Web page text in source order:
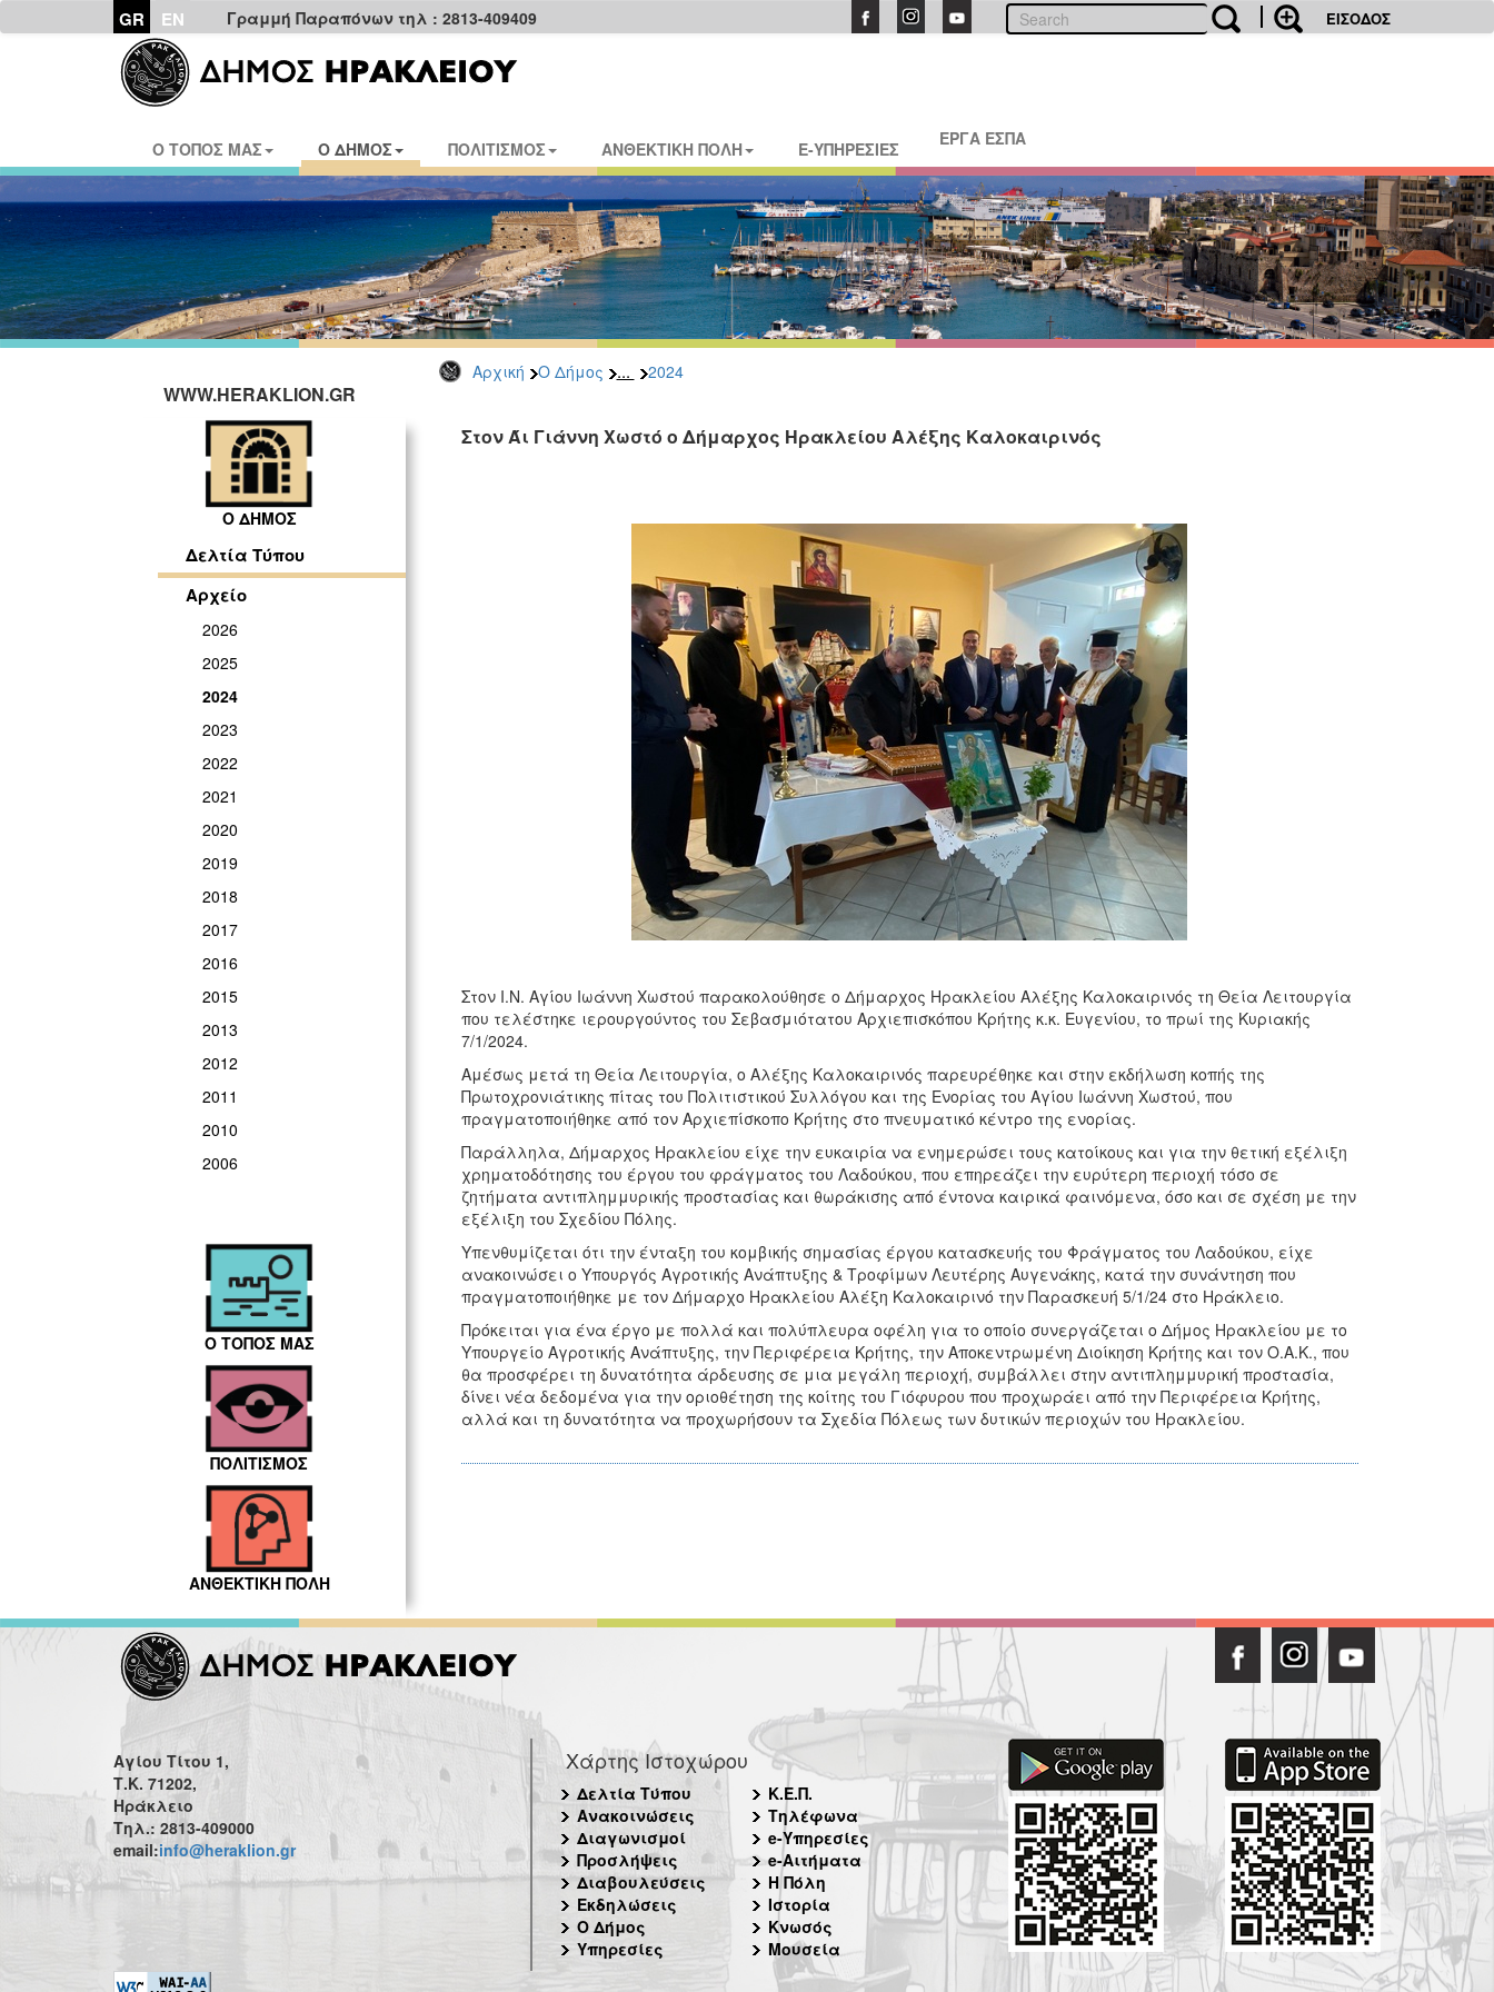
GR EN Γραμμή Παραπόνων τηλ : 2813-409409 ΕΙΣΟΔΟΣ
Ο ΤΟΠΟΣ ΜΑΣ Ο ΔΗΜΟΣ ΠΟΛΙΤΙΣΜΟΣ ΑΝΘΕΚΤΙΚΗ ΠΟΛΗ E-ΥΠΗΡΕΣΙΕΣ ΕΡΓΑ ΕΣΠΑ
Αρχική Ο Δήμος ... 2024
WWW.HERAKLION.GR
Ο ΔΗΜΟΣ
Δελτία Τύπου
Αρχείο
2026
2025
2024
2023
2022
2021
2020
2019
2018
2017
2016
2015
2013
2012
2011
2010
2006
Ο ΤΟΠΟΣ ΜΑΣ
ΠΟΛΙΤΙΣΜΟΣ
ΑΝΘΕΚΤΙΚΗ ΠΟΛΗ
Στον Άι Γιάννη Χωστό ο Δήμαρχος Ηρακλείου Αλέξης Καλοκαιρινός
Στον Ι.Ν. Αγίου Ιωάννη Χωστού παρακολούθησε ο Δήμαρχος Ηρακλείου Αλέξης Καλοκαιρινός τη Θεία Λειτουργία
που τελέστηκε ιερουργούντος του Σεβασμιότατου Αρχιεπισκόπου Κρήτης κ.κ. Ευγενίου, το πρωί της Κυριακής
7/1/2024.
Αμέσως μετά τη Θεία Λειτουργία, ο Αλέξης Καλοκαιρινός παρευρέθηκε και στην εκδήλωση κοπής της
Πρωτοχρονιάτικης πίτας του Πολιτιστικού Συλλόγου και της Ενορίας του Αγίου Ιωάννη Χωστού, που
πραγματοποιήθηκε από τον Αρχιεπίσκοπο Κρήτης στο πνευματικό κέντρο της ενορίας.
Παράλληλα, Δήμαρχος Ηρακλείου είχε την ευκαιρία να ενημερώσει τους κατοίκους και για την θετική εξέλιξη
χρηματοδότησης του έργου του φράγματος του Λαδούκου, που επηρεάζει την ευρύτερη περιοχή τόσο σε
ζητήματα αντιπλημμυρικής προστασίας και θωράκισης από έντονα καιρικά φαινόμενα, όσο και σε σχέση με την
εξέλιξη του Σχεδίου Πόλης.
Υπενθυμίζεται ότι την ένταξη του κομβικής σημασίας έργου κατασκευής του Φράγματος του Λαδούκου, είχε
ανακοινώσει ο Υπουργός Αγροτικής Ανάπτυξης & Τροφίμων Λευτέρης Αυγενάκης, κατά την συνάντηση που
πραγματοποιήθηκε με τον Δήμαρχο Ηρακλείου Αλέξη Καλοκαιρινό την Παρασκευή 5/1/24 στο Ηράκλειο.
Πρόκειται για ένα έργο με πολλά και πολύπλευρα οφέλη για το οποίο συνεργάζεται ο Δήμος Ηρακλείου με το
Υπουργείο Αγροτικής Ανάπτυξης, την Περιφέρεια Κρήτης, την Αποκεντρωμένη Διοίκηση Κρήτης και τον Ο.Α.Κ., που
θα προσφέρει τη δυνατότητα άρδευσης σε μια μεγάλη περιοχή, συμβάλλει στην αντιπλημμυρική προστασία,
δίνει νέα δεδομένα για την οριοθέτηση της κοίτης του Γιόφυρου που προχωράει από την Περιφέρεια Κρήτης,
αλλά και τη δυνατότητα να προχωρήσουν τα Σχεδία Πόλεως των δυτικών περιοχών του Ηρακλείου.
Αγίου Τίτου 1,
Τ.Κ. 71202,
Ηράκλειο
Τηλ.: 2813-409000
email:info@heraklion.gr
Χάρτης Ιστοχώρου
Δελτία Τύπου
Ανακοινώσεις
Διαγωνισμοί
Προσλήψεις
Διαβουλεύσεις
Εκδηλώσεις
Ο Δήμος
Υπηρεσίες
Κ.Ε.Π.
Τηλέφωνα
e-Υπηρεσίες
e-Αιτήματα
Η Πόλη
Ιστορία
Κνωσός
Μουσεία